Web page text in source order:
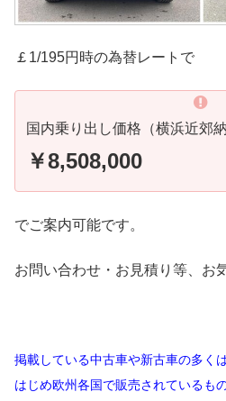
￡1/195円時の為替レートで
国内乗り出し価格（横浜近郊
￥8,508,000
でご案内可能です。
お問い合わせ・お見積り等、お
掲載している中古車や新古車の多く
はじめ欧州各国で販売されているも